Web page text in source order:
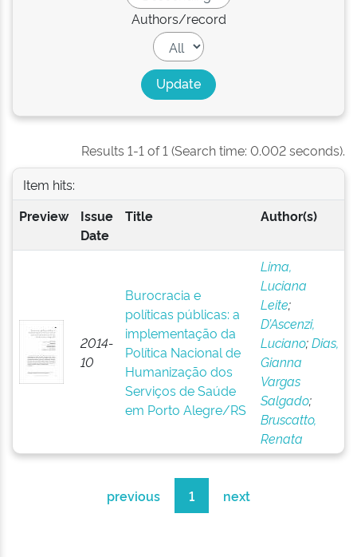
Authors/record
Results 1-1 of 1 (Search time: 0.002 seconds).
Item hits:
Preview
Issue
Date
Title Author(s)
2014-
10
Burocracia e
políticas públicas: a
implementação da
Política Nacional de
Humanização dos
Serviços de Saúde
em Porto Alegre/RS
Lima,
Luciana
Leite;
D’Ascenzi,
Luciano;Dias,
Gianna
Vargas
Salgado;
Bruscatto,
Renata
previous 1 next